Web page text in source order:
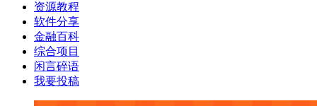
资源教程
软件分享
金融百科
综合项目
闲言碎语
我要投稿